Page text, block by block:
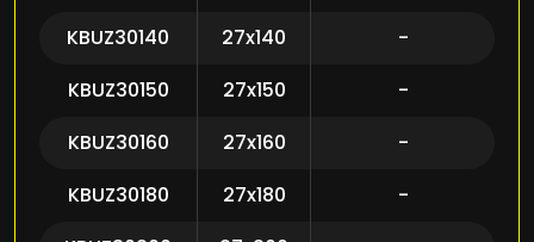
KBUZ30140
27x140
-
KBUZ30150
27x150
-
KBUZ30160
27x160
-
KBUZ30180
27x180
-